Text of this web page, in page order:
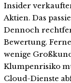
Insider
Aktien. Das
Dennoch
Bewertung.
wenige
Klumpenrisiko
Cloud-Dienste